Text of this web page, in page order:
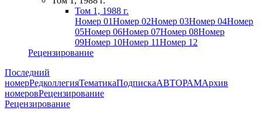
Том 1, 1988 г.
Номер 01Номер 02Номер 03Номер 04Номер
05Номер 06Номер 07Номер 08Номер
09Номер 10Номер 11Номер 12
Рецензирование
Последний
номерРедколлегияТематикаПодпискаАВТОРАМАрхив
номеровРецензирование
Рецензирование